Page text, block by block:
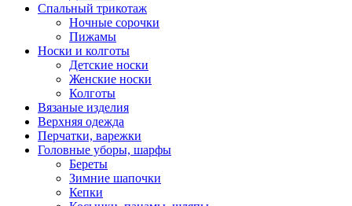
Спальный трикотаж
Ночные сорочки
Пижамы
Носки и колготы
Детские носки
Женские носки
Колготы
Вязаные изделия
Верхняя одежда
Перчатки, варежки
Головные уборы, шарфы
Береты
Зимние шапочки
Кепки